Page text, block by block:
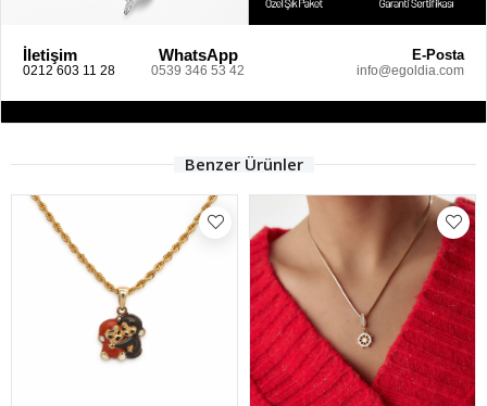
İletişim
0212 603 11 28
WhatsApp
0539 346 53 42
E-Posta
info@egoldia.com
Benzer Ürünler